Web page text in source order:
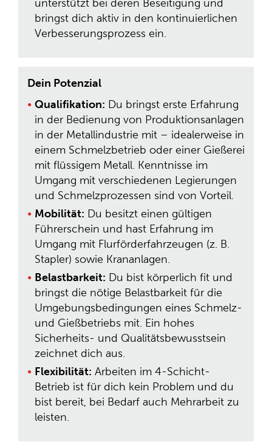
unterstützt bei deren Beseitigung und
bringst dich aktiv in den kontinuierlichen
Verbesserungsprozess ein.
Dein Potenzial
Qualifikation: Du bringst erste Erfahrung
in der Bedienung von Produktionsanlagen
in der Metallindustrie mit – idealerweise in
einem Schmelzbetrieb oder einer Gießerei
mit flüssigem Metall. Kenntnisse im
Umgang mit verschiedenen Legierungen
und Schmelzprozessen sind von Vorteil.
Mobilität: Du besitzt einen gültigen
Führerschein und hast Erfahrung im
Umgang mit Flurförderfahrzeugen (z. B.
Stapler) sowie Krananlagen.
Belastbarkeit: Du bist körperlich fit und
bringst die nötige Belastbarkeit für die
Umgebungsbedingungen eines Schmelz-
und Gießbetriebs mit. Ein hohes
Sicherheits- und Qualitätsbewusstsein
zeichnet dich aus.
Flexibilität: Arbeiten im 4-Schicht-
Betrieb ist für dich kein Problem und du
bist bereit, bei Bedarf auch Mehrarbeit zu
leisten.